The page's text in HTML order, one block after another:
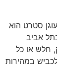
סטרט הוא
אביב
חלש או כל
במהירות